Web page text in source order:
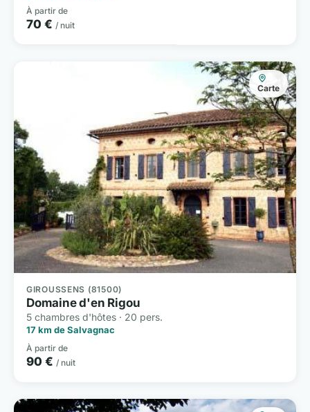
À partir de
70 € / nuit
Carte
GIROUSSENS (81500)
Domaine d'en Rigou
5 chambres d'hôtes · 20 pers.
17 km de Salvagnac
À partir de
90 € / nuit